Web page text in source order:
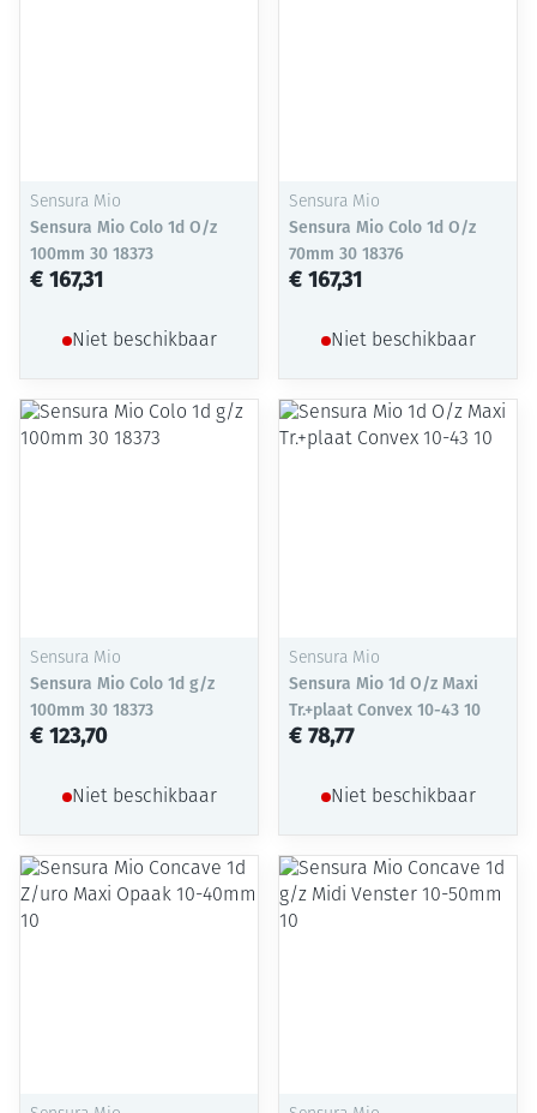
Sensura Mio
Sensura Mio Colo 1d O/z
100mm 30 18373
€ 167,31
Niet beschikbaar
Sensura Mio
Sensura Mio Colo 1d O/z
70mm 30 18376
€ 167,31
Niet beschikbaar
Sensura Mio
Sensura Mio Colo 1d g/z
100mm 30 18373
€ 123,70
Niet beschikbaar
Sensura Mio
Sensura Mio 1d O/z Maxi
Tr.+plaat Convex 10-43 10
€ 78,77
Niet beschikbaar